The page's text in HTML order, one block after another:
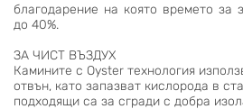
благодарение на която времето за
до 40%.
ЗА ЧИСТ ВЪЗДУХ
Камините с Oyster технология
отвън, като запазват кислорода в
подходящи са за сгради с добра